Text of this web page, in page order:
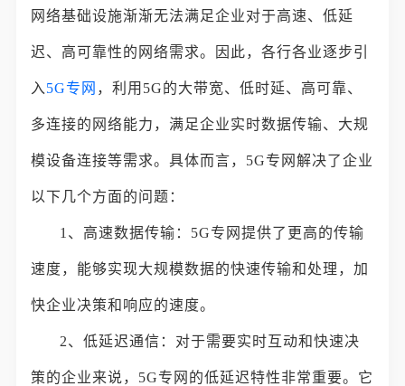
网络基础设施渐渐无法满足企业对于高速、低延
迟、高可靠性的网络需求。因此，各行各业逐步引
入 5G专网 ，利用5G的大带宽、低时延、高可靠、
多连接的网络能力，满足企业实时数据传输、大规
模设备连接等需求。具体而言，5G专网解决了企业
以下几个方面的问题：
1、高速数据传输：5G专网提供了更高的传输
速度，能够实现大规模数据的快速传输和处理，加
快企业决策和响应的速度。
2、低延迟通信：对于需要实时互动和快速决
策的企业来说，5G专网的低延迟特性非常重要。它